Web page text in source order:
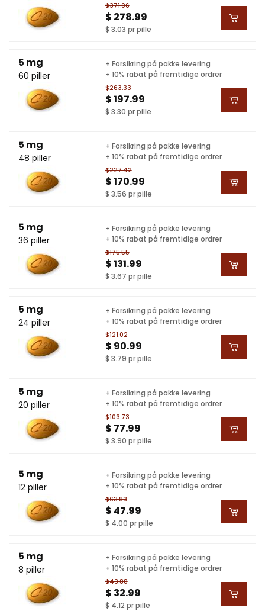
$371.06
$ 278.99
$ 3.03 pr pille
5 mg
60 piller
$263.33
$ 197.99
$ 3.30 pr pille
+ Forsikring på pakke levering
+ 10% rabat på fremtidige ordrer
5 mg
48 piller
$227.42
$ 170.99
$ 3.56 pr pille
+ Forsikring på pakke levering
+ 10% rabat på fremtidige ordrer
5 mg
36 piller
$175.55
$ 131.99
$ 3.67 pr pille
+ Forsikring på pakke levering
+ 10% rabat på fremtidige ordrer
5 mg
24 piller
$121.02
$ 90.99
$ 3.79 pr pille
+ Forsikring på pakke levering
+ 10% rabat på fremtidige ordrer
5 mg
20 piller
$103.73
$ 77.99
$ 3.90 pr pille
+ Forsikring på pakke levering
+ 10% rabat på fremtidige ordrer
5 mg
12 piller
$63.83
$ 47.99
$ 4.00 pr pille
+ Forsikring på pakke levering
+ 10% rabat på fremtidige ordrer
5 mg
8 piller
$43.88
$ 32.99
$ 4.12 pr pille
+ Forsikring på pakke levering
+ 10% rabat på fremtidige ordrer